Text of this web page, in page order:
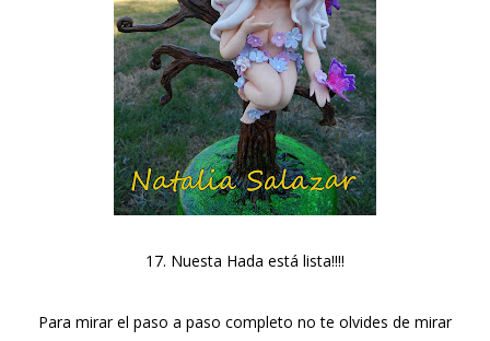
17. Nuesta Hada está lista!!!!
Para mirar el paso a paso completo no te olvides de mirar